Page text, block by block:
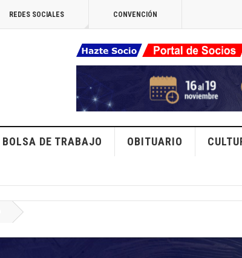
REDES SOCIALES CONVENCIÓN
BOLSA DE TRABAJO OBITUARIO